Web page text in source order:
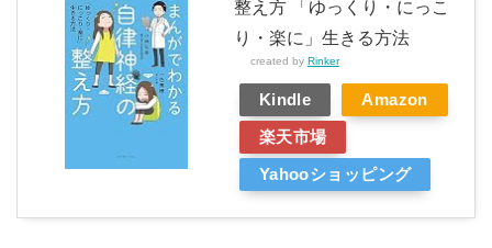
整え方 「ゆっくり・にっこ
り・楽に」生きる方法
created by Rinker
Kindle Amazon
楽天市場
Yahooショッピング